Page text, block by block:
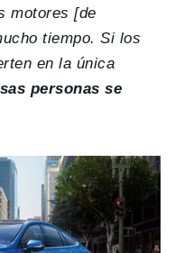
motores [de
tiempo. Si los
en la única
personas se